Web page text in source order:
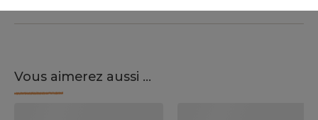
Vous aimerez aussi ...